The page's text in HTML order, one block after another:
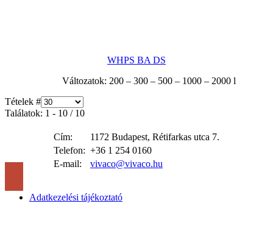
WHPS BA DS
Változatok: 200 – 300 – 500 – 1000 – 2000 l
Tételek #
Találatok: 1 - 10 / 10
Cím:
1172 Budapest, Rétifarkas utca 7.
Telefon: +36 1 254 0160
E-mail:
vivaco@vivaco.hu
Adatkezelési tájékoztató